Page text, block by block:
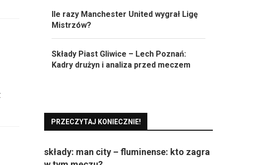
Ile razy Manchester United wygrał Ligę
Mistrzów?
Składy Piast Gliwice – Lech Poznań:
Kadry drużyn i analiza przed meczem
PRZECZYTAJ KONIECZNIE!
składy: man city – fluminense: kto zagra